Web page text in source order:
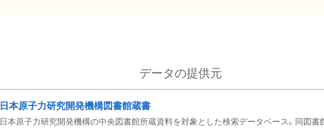
データの提供元
日本原子力研究開発機構図書館蔵書
日本原子力研究開発機構の中央図書館所蔵資料を対象とした検索データベース。同図書